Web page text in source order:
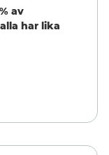
av
har lika